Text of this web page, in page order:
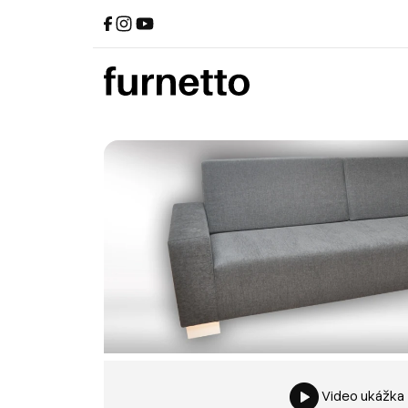
Video ukážka